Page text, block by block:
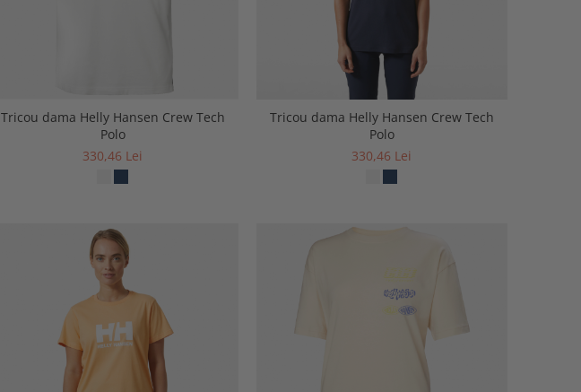
Tricou dama Helly Hansen Crew Tech
Polo
330,46 Lei
Tricou dama Helly Hansen Crew Tech
Polo
330,46 Lei